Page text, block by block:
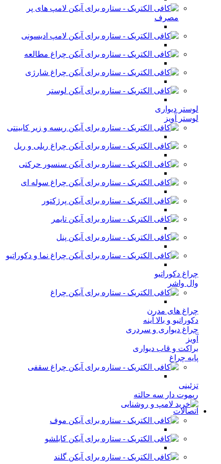
لامپ های پر
مصرف
لامپ ادیسونی
چراغ مطالعه
چراغ شارژی
لوستر
لوستر دیواری
لوستر آویز
ریسه و زیر کابینتی
چراغ ریلی و ریل
سنسور حرکتی
چراغ سوله ای
پرژکتور
تایمر
پنل
چراغ نما و دکوراتیو
چراغ دکوراتیو
وال واشر
چراغ
چراغ های مدرن
دکوراتیو و بالا آینه
چراغ دیواری و سردری
آویز
براکت و قاب دیواری
پایه چراغ
چراغ سقفی
تزئینی
ریموت دار سه حالته
اتصالات
موف
کابلشو
گلند